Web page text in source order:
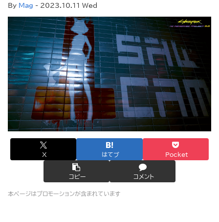
By Mag - 2023.10.11 Wed
X はてブ Pocket
コピー コメント
本ページはプロモーションが含まれています